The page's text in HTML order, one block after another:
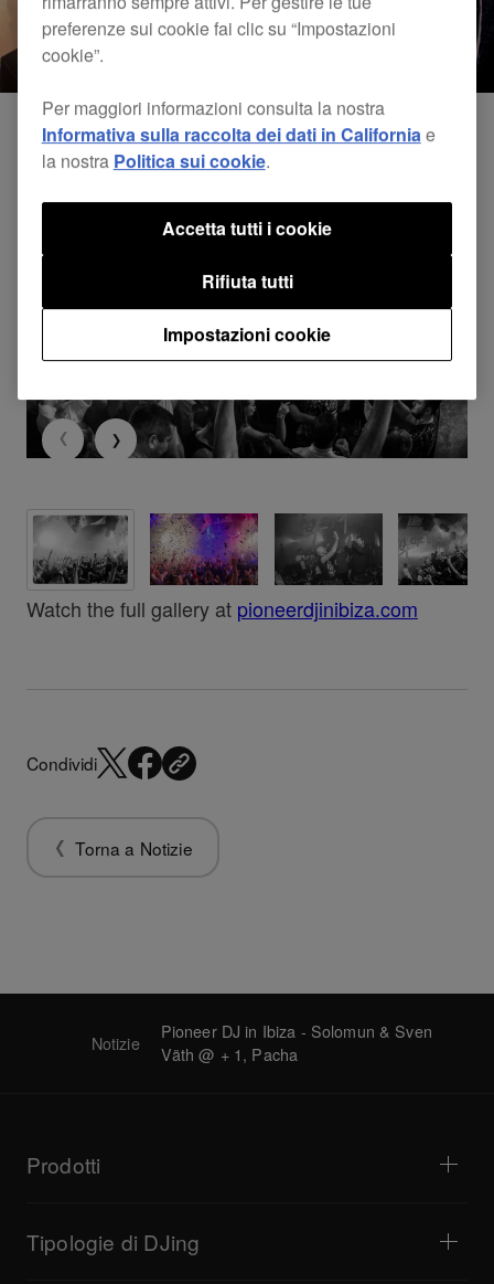
Watch the full gallery at pioneerdjinibiza.com
Condividi
Torna a Notizie
Notizie
Pioneer DJ in Ibiza - Solomun & Sven
Väth @ + 1, Pacha
Prodotti
Mixer DJ
Consolle per DJ All-In-One
Tipologie di DJing
preferenze sui cookie fai clic su “Impostazioni
cookie”.
Per maggiori informazioni consulta la nostra
Informativa sulla raccolta dei dati in Californiae
la nostra Politica sui cookie.
Impostazioni cookie
Rifiuta tutti
Accetta tutti i cookie